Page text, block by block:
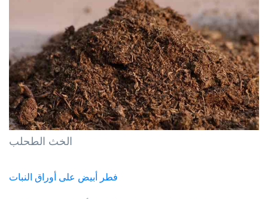
الخث الطحلب
فطر أبيض على أوراق النبات